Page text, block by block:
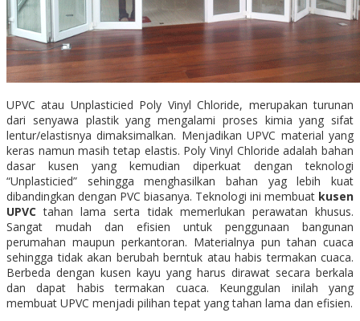
UPVC atau Unplasticied Poly Vinyl Chloride, merupakan turunan
dari senyawa plastik yang mengalami proses kimia yang sifat
lentur/elastisnya dimaksimalkan. Menjadikan UPVC material yang
keras namun masih tetap elastis. Poly Vinyl Chloride adalah bahan
dasar kusen yang kemudian diperkuat dengan teknologi
“Unplasticied” sehingga menghasilkan bahan yag lebih kuat
dibandingkan dengan PVC biasanya. Teknologi ini membuat kusen
UPVC tahan lama serta tidak memerlukan perawatan khusus.
Sangat mudah dan efisien untuk penggunaan bangunan
perumahan maupun perkantoran. Materialnya pun tahan cuaca
sehingga tidak akan berubah berntuk atau habis termakan cuaca.
Berbeda dengan kusen kayu yang harus dirawat secara berkala
dan dapat habis termakan cuaca. Keunggulan inilah yang
membuat UPVC menjadi pilihan tepat yang tahan lama dan efisien.